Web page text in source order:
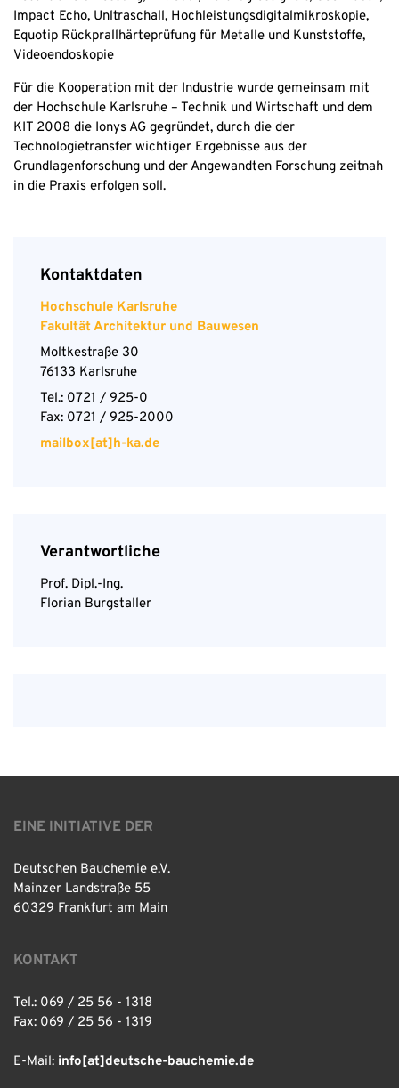
Impact Echo, Unltraschall, Hochleistungsdigitalmikroskopie,
Equotip Rückprallhärteprüfung für Metalle und Kunststoffe,
Videoendoskopie
Für die Kooperation mit der Industrie wurde gemeinsam mit
der Hochschule Karlsruhe – Technik und Wirtschaft und dem
KIT 2008 die Ionys AG gegründet, durch die der
Technologietransfer wichtiger Ergebnisse aus der
Grundlagenforschung und der Angewandten Forschung zeitnah
in die Praxis erfolgen soll.
Kontaktdaten
Hochschule Karlsruhe
Fakultät Architektur und Bauwesen
Moltkestraße 30
76133 Karlsruhe
Tel.: 0721 / 925-0
Fax: 0721 / 925-2000
mailbox[at]h-ka.de
Verantwortliche
Prof. Dipl.-Ing.
Florian Burgstaller
EINE INITIATIVE DER
Deutschen Bauchemie e.V.
Mainzer Landstraße 55
60329 Frankfurt am Main
KONTAKT
Tel.: 069 / 25 56 - 1318
Fax: 069 / 25 56 - 1319
E-Mail: info[at]deutsche-bauchemie.de